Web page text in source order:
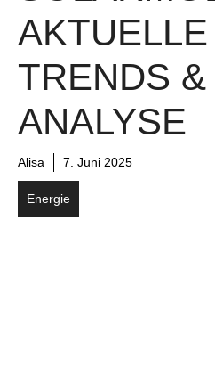
AKTUELLE
TRENDS &
ANALYSE
Alisa 7. Juni 2025
Energie